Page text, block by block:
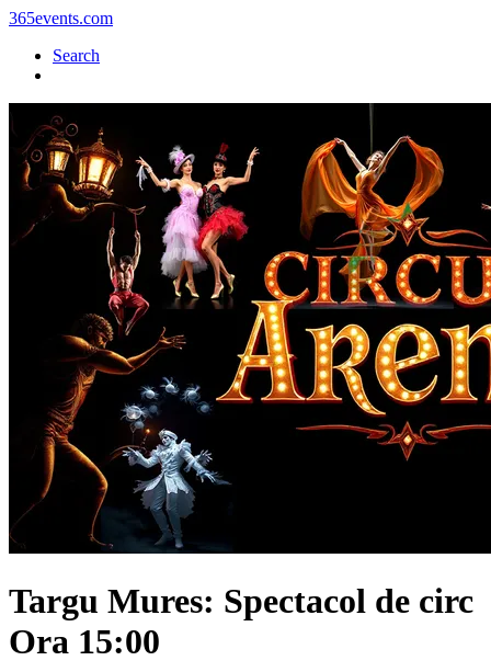
365events.com
Search
Targu Mures: Spectacol de circ
Ora 15:00